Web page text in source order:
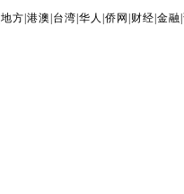
|地方 |港澳 台湾 |华人 |侨网 财经 |金融 |